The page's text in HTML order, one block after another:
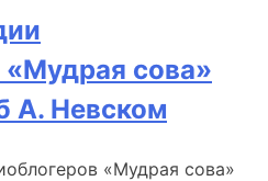
сова»
А. Невском
«Мудрая сова»